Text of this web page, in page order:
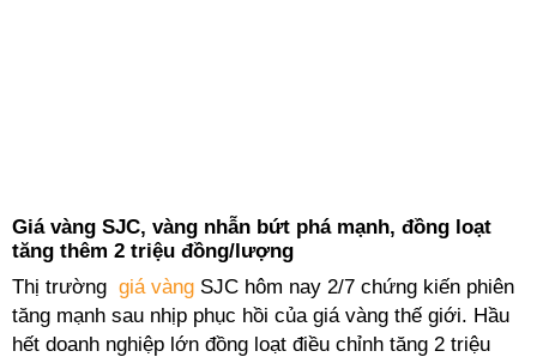
Giá vàng SJC, vàng nhẫn bứt phá mạnh, đồng loạt
tăng thêm 2 triệu đồng/lượng
Thị trường giá vàng SJC hôm nay 2/7 chứng kiến phiên
tăng mạnh sau nhịp phục hồi của giá vàng thế giới. Hầu
hết doanh nghiệp lớn đồng loạt điều chỉnh tăng 2 triệu